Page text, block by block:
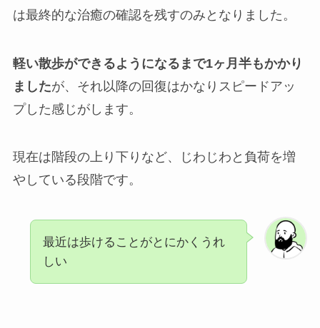
は最終的な治癒の確認を残すのみとなりました。
軽い散歩ができるようになるまで1ヶ月半もかかり
ましたが、それ以降の回復はかなりスピードアッ
プした感じがします。
現在は階段の上り下りなど、じわじわと負荷を増
やしている段階です。
最近は歩けることがとにかくうれ
しい